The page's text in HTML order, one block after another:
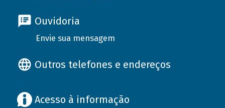
Ouvidoria
Envie sua mensagem
Outros telefones e endereços
Acesso à informação